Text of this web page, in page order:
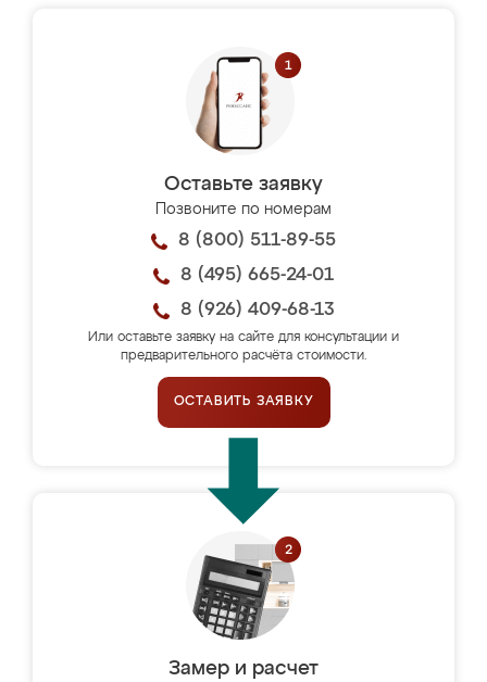
Оставьте заявку
Позвоните по номерам
8 (800) 511-89-55
8 (495) 665-24-01
8 (926) 409-68-13
Или оставьте заявку на сайте для консультации и
предварительного расчёта стоимости.
ОСТАВИТЬ ЗАЯВКУ
Замер и расчет